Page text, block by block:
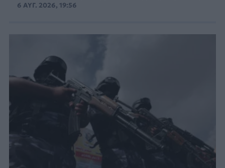
6 ΑΥΓ. 2026, 19:56